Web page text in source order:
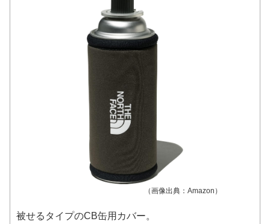
（画像出典：Amazon）
被せるタイプのCB缶用カバー。